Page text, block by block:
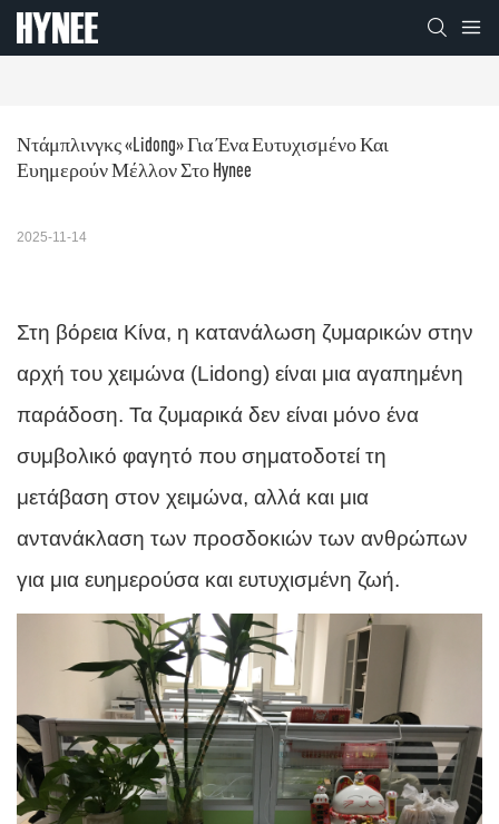
Ντάμπλινγκς «Lidong» Για Ένα Ευτυχισμένο Και
Ευημερούν Μέλλον Στο Hynee
2025-11-14
Στη βόρεια Κίνα, η κατανάλωση ζυμαρικών στην
αρχή του χειμώνα (Lidong) είναι μια αγαπημένη
παράδοση. Τα ζυμαρικά δεν είναι μόνο ένα
συμβολικό φαγητό που σηματοδοτεί τη
μετάβαση στον χειμώνα, αλλά και μια
αντανάκλαση των προσδοκιών των ανθρώπων
για μια ευημερούσα και ευτυχισμένη ζωή.